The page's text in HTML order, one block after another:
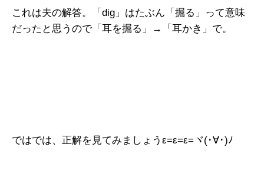
これは夫の解答。「dig」はたぶん「掘る」って意味
だったと思うので「耳を掘る」→「耳かき」で。
ではでは、正解を見てみましょうε=ε=ε=ヾ(･∀･)ﾉ